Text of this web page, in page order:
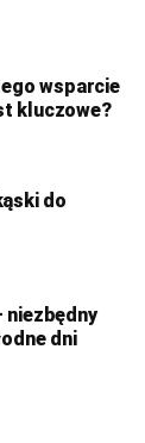
wsparcie
kluczowe?
do
niezbędny
dni